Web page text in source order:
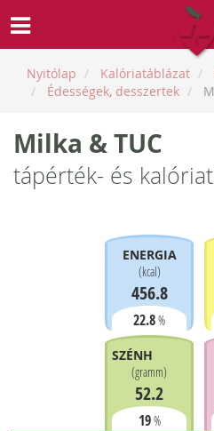
Nyitólap Kalóriatáblázat
Édességek, desszertek
Milka & TUC
tápérték- és
ENERGIA
(kcal)
456.8
22.8%
SZÉNHIDRÁT
(gramm)
52.2
19%